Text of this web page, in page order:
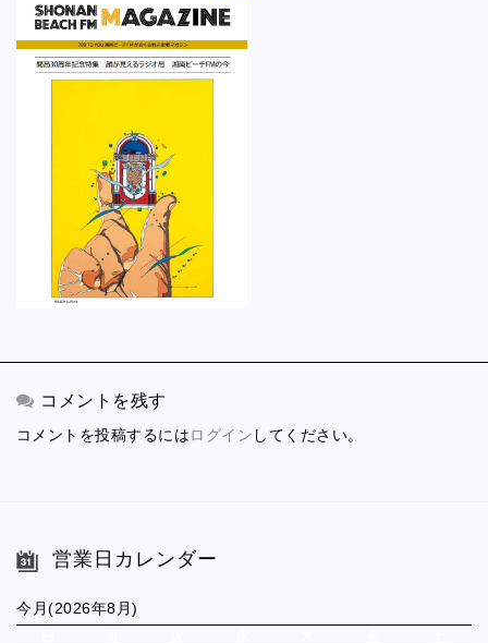
コメントを残す
コメントを投稿するにはログイン してください。
営業日カレンダー
今月(2026年8月)